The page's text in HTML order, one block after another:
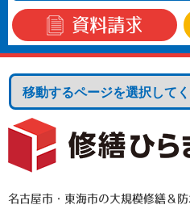
資料請求
名古屋市・東海市の大規模修繕＆